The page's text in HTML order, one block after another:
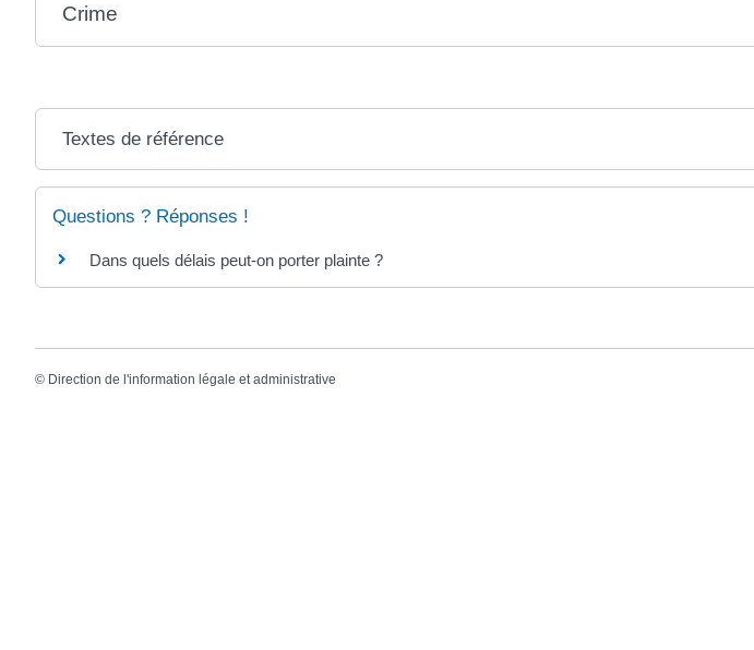
Crime
Textes de référence
Questions ? Réponses !
Dans quels délais peut-on porter plainte ?
© Direction de l'information légale et administrative